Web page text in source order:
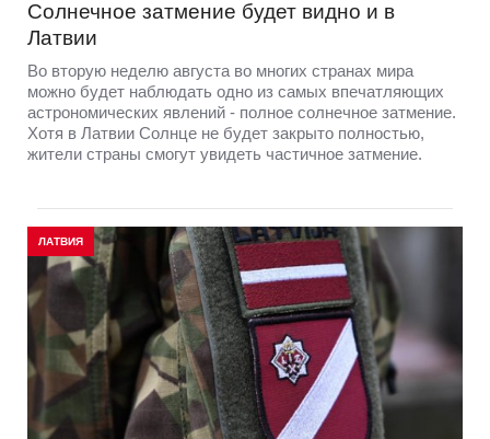
Солнечное затмение будет видно и в
Латвии
Во вторую неделю августа во многих странах мира
можно будет наблюдать одно из самых впечатляющих
астрономических явлений - полное солнечное затмение.
Хотя в Латвии Солнце не будет закрыто полностью,
жители страны смогут увидеть частичное затмение.
ЛАТВИЯ